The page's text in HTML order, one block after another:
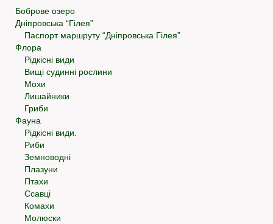
Боброве озеро
Дніпровська “Гілея”
Паспорт маршруту “Дніпровська Гілея”
Флора
Рідкісні види
Вищі судинні рослини
Мохи
Лишайники
Гриби
Фауна
Рідкісні види.
Риби
Земноводні
Плазуни
Птахи
Ссавці
Комахи
Молюски